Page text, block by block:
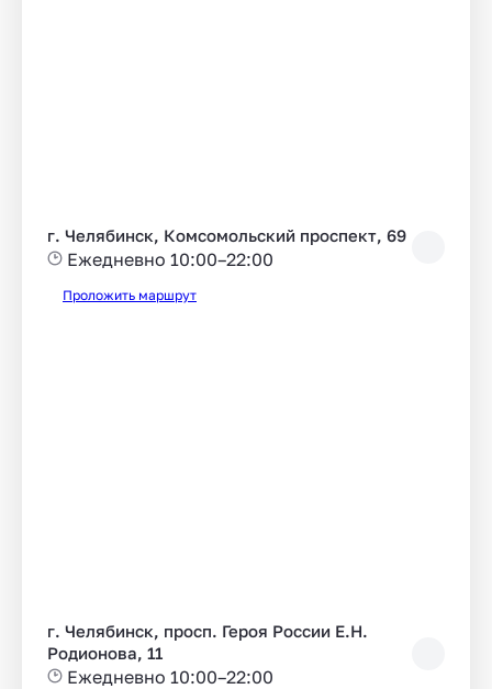
г. Челябинск, Комсомольский проспект, 69
Ежедневно 10:00–22:00
Проложить маршрут
г. Челябинск, просп. Героя России Е.Н.
Родионова, 11
Ежедневно 10:00–22:00